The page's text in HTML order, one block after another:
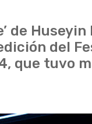
de
del
que tuvo